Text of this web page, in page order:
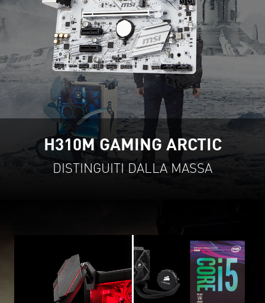
H310M GAMING ARCTIC
DISTINGUITI DALLA MASSA